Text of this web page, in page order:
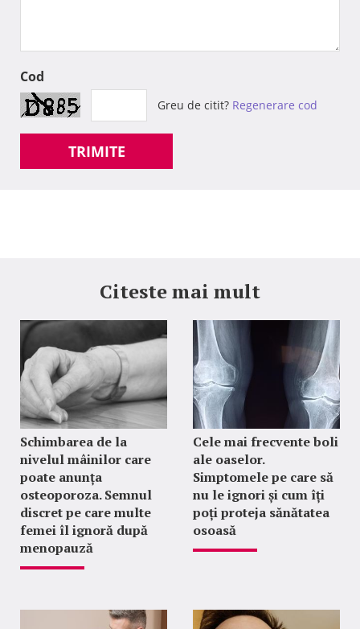
Cod
Greu de citit? Regenerare cod
TRIMITE
Citeste mai mult
Schimbarea de la
nivelul mâinilor care
poate anunța
osteoporoza. Semnul
discret pe care multe
femei îl ignoră după
menopauză
Cele mai frecvente boli
ale oaselor.
Simptomele pe care să
nu le ignori și cum îți
poți proteja sănătatea
osoasă